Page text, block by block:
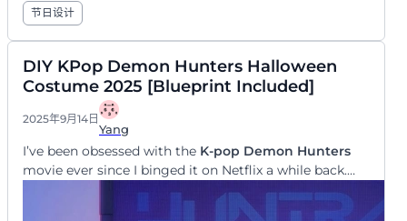
提示词:可爱儿童万圣节睡衣邀请函。图像:一群穿着怪物连
体衣的不同孩子进行枕头大战。风格:有趣充满活力。包含文
字:“怪物狂欢睡衣派对!”,“准备好恐怖故事、电影和零食!”,“10
月28日周六,晚6点开始”,“致电555-1234向莎拉回复”。
使用Mew Design AI创建搞笑万
字:“这个项目要了我的命!我们休息一下吧。”,“无截止日期万
圣节欢乐时光”,“10月27日周五,下午5:01”,“楼下酒吧”。
使用Mew Design AI创建搞笑万
模板名称:被诅咒的电子表格
模板名称:选择你的毒药
提示词:现代成人万圣节鸡尾酒派对邀请函。图像:科学烧杯
和试管装满多彩发光饮料。风格:简洁时尚。包含文字:“选择
你的毒药。”,“万圣节鸡尾酒实验”,“10月31日晚9点”,“实验室,
科学大道1号”。
骷髅,在实验室里兴高采烈地混合冒泡药水。风格:多彩混
乱。包含文字:“它活了!(我们的派对。)”,“加入我最新的乐趣
实验。”,“10月27日晚9点”,“弗兰克博士实验室(车库)“。
使用Mew Design AI创建搞笑万
圣节邀请函
节日设计
DIY KPop Demon Hunters Halloween
Costume 2025 [Blueprint Included]
2025年9月14日
Yang
I’ve been obsessed with the K-pop Demon Hunters
movie ever since I binged it on Netflix a while back.
The stunning visuals, the dark fantasy storyline, the
incredible outfits—I was completely hooked.